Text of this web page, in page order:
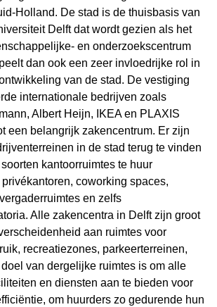
Holland. De stad is de thuisbasis van
Delft dat wordt gezien als het
en onderzoekscentrum
dan ook een zeer invloedrijke rol in
van de stad. De vestiging
internationale bedrijven zoals
Albert Heijn, IKEA en PLAXIS
een belangrijk zakencentrum. Er zijn
in de stad terug te vinden
kantoorruimtes te huur
coworking spaces,
en zelfs
Alle zakencentra in Delft zijn groot
aan ruimtes voor
recreatiezones, parkeerterreinen,
van dergelijke ruimtes is om alle
en diensten aan te bieden voor
om huurders zo gedurende hun